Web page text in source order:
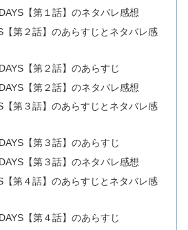
【第１話】のネタバレ感想
【第２話】のあらすじとネタバレ感
【第２話】のあらすじ
【第２話】のネタバレ感想
【第３話】のあらすじとネタバレ感
【第３話】のあらすじ
【第３話】のネタバレ感想
【第４話】のあらすじとネタバレ感
【第４話】のあらすじ